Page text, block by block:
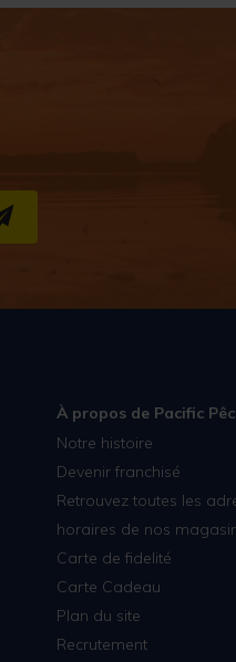
S''INSCRIRE
À propos de Pacific
Notre histoire
Devenir franchisé
Retrouvez toutes les
horaires de nos
Carte de fidelité
Carte Cadeau
Plan du site
Recrutement